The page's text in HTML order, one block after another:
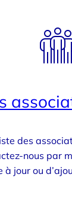
des
nous par
à jour ou